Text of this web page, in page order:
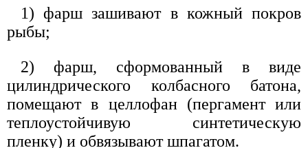
1) фарш зашивают в кожный покров
рыбы;
2) фарш, сформованный в виде
цилиндрического колбасного батона,
помещают в целлофан (пергамент или
теплоустойчивую синтетическую
пленку) и обвязывают шпагатом.